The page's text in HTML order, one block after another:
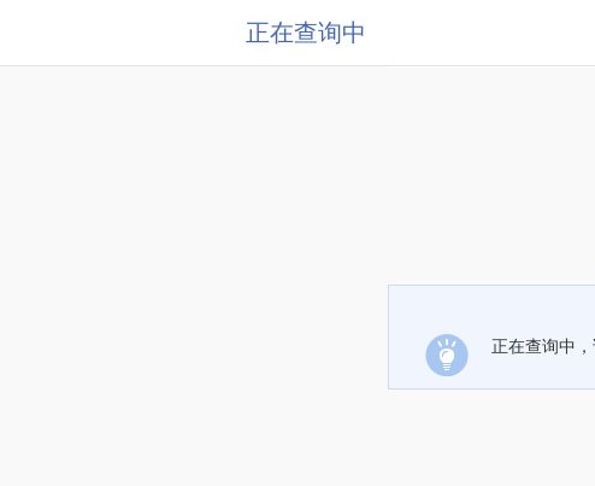
正在查询中
正在查询中